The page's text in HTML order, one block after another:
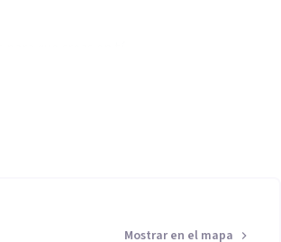
que creas en tí.
bullying, adicciones
continua en Terapia familiar,
comportamentales y
Mostrar en el mapa